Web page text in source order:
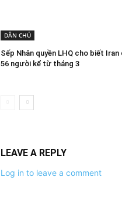
DÂN CHỦ
Sếp Nhân quyền LHQ cho biết
56 người kể từ tháng 3
LEAVE A REPLY
Log in to leave a comment